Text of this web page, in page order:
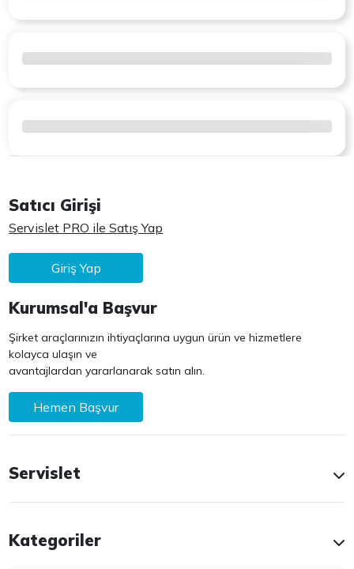
Satıcı Girişi
Servislet PRO ile Satış Yap
Giriş Yap
Kurumsal'a Başvur
Şirket araçlarınızın ihtiyaçlarına uygun ürün ve hizmetlere
kolayca ulaşın ve
avantajlardan yararlanarak satın alın.
Hemen Başvur
Servislet
Kategoriler